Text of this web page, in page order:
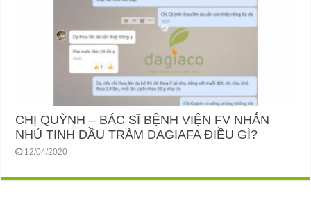
CHỊ QUỲNH – BÁC SĨ BỆNH VIỆN FV NHẮN
NHỦ TINH DẦU TRÀM DAGIAFA ĐIỀU GÌ?
12/04/2020